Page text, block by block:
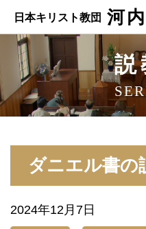
日本キリスト教団 河
説
ダニエル書の
2024年12月7日